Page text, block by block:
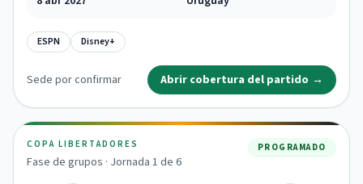
ESPN Disney+
Sede por confirmar Abrir cobertura del partido →
COPA LIBERTADORES
Fase de grupos · Jornada 1 de 6
PROGRAMADO